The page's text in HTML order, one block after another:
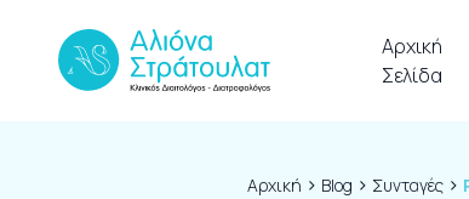
Αρχική
Σελίδα
Αρχική › Blog › Συνταγές ›